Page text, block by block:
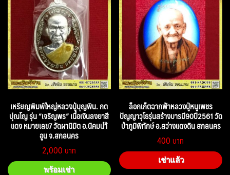
เหรียญพิมพ์ใหญ่หลวงปู่บุญพิน. กต
ปุณโญ รุ่น “เจริญพร” เนื้อเงินลงยาสี
แดง หมายเลข7 วัดผานิมิต อ.นิคมนำ้
อูน จ.สกลนคร
2,000
พร้อมเช่า
ล็อกเก็ตฉากฟ้าหลวงปู่หนูเพชร
ปัญญาวุโธรุ่นสร้างบารมี90ปี2561 วัด
ป่าภูมิพิทักษ์ อ.สว่างแดงดิน สกลนคร
400
เช่าแล้ว